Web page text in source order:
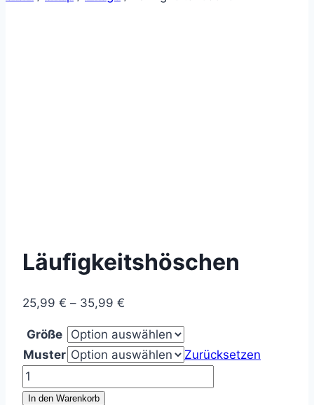
Läufigkeitshöschen
25,99 € – 35,99 €
bis
35,99 €
Größe
Muster
Zurücksetzen
Läufigkeitshöschen
Menge
In den Warenkorb